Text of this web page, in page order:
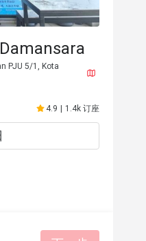
PJU 5/1, Kota
4.9 | 1.4k 订座